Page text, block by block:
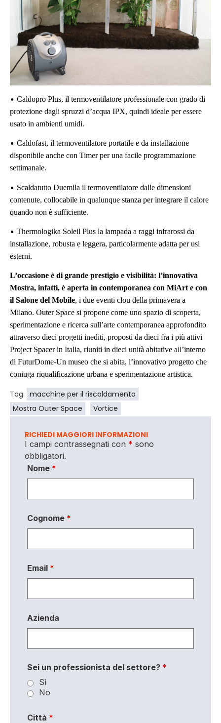
• Caldopro Plus, il termoventilatore professionale con grado di
protezione dagli spruzzi d’acqua IPX, quindi ideale per essere
usato in ambienti umidi.
• Caldofast, il termoventilatore portatile e da installazione
disponibile anche con Timer per una facile programmazione
settimanale.
• Scaldatutto Duemila il termoventilatore dalle dimensioni
contenute, collocabile in qualunque stanza per integrare il calore
quando non è sufficiente.
• Thermologika Soleil Plus la lampada a raggi infrarossi da
installazione, robusta e leggera, particolarmente adatta per usi
esterni.
L’occasione è di grande prestigio e visibilità: l’innovativa
Mostra, infatti, è aperta in contemporanea con MiArt e con
il Salone del Mobile, i due eventi clou della primavera a
Milano. Outer Space si propone come uno spazio di scoperta,
sperimentazione e ricerca sull’arte contemporanea approfondito
attraverso dieci progetti inediti, proposti da dieci fra i più attivi
Project Spacer in Italia, riuniti in dieci unità abitative all’interno
di FuturDome-Un museo che si abita, l’innovativo progetto che
coniuga riqualificazione urbana e sperimentazione artistica.
Tag: macchine per il riscaldamento
Mostra Outer Space
Vortice
RICHIEDI MAGGIORI INFORMAZIONI
I campi contrassegnati con * sono
obbligatori.
Nome *
Cognome *
Email *
Azienda
Sei un professionista del settore? *
Sì
No
Città *